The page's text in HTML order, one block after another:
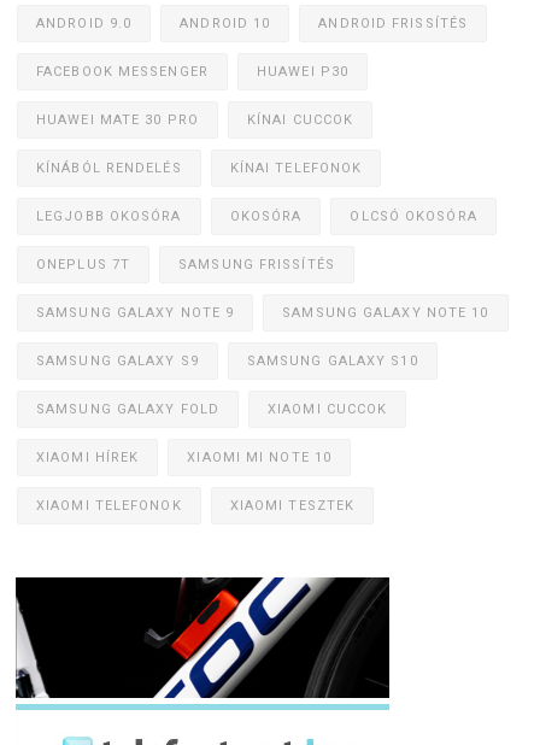
ANDROID 9.0 ANDROID 10 ANDROID FRISSÍTÉS
FACEBOOK MESSENGER HUAWEI P30
HUAWEI MATE 30 PRO KÍNAI CUCCOK
KÍNÁBÓL RENDELÉS KÍNAI TELEFONOK
LEGJOBB OKOSÓRA OKOSÓRA OLCSÓ OKOSÓRA
ONEPLUS 7T SAMSUNG FRISSÍTÉS
SAMSUNG GALAXY NOTE 9 SAMSUNG GALAXY NOTE 10
SAMSUNG GALAXY S9 SAMSUNG GALAXY S10
SAMSUNG GALAXY FOLD XIAOMI CUCCOK
XIAOMI HÍREK XIAOMI MI NOTE 10
XIAOMI TELEFONOK XIAOMI TESZTEK